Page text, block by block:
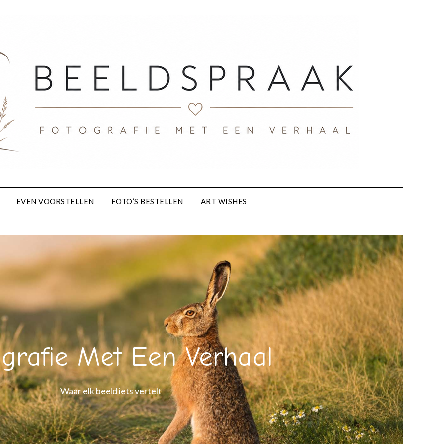
EVEN VOORSTELLEN FOTO’S BESTELLEN ART WISHES
Met Een Verhaal
Waar elk beeld iets vertelt